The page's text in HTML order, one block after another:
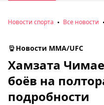
Новости спорта Все новости
Новости MMA/UFC
Хамзата
боёв на
подробности